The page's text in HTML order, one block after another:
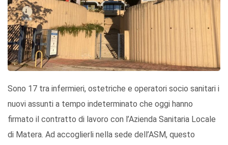
Sono 17 tra infermieri, ostetriche e operatori socio sanitari i
nuovi assunti a tempo indeterminato che oggi hanno
firmato il contratto di lavoro con l’Azienda Sanitaria Locale
di Matera. Ad accoglierli nella sede dell’ASM, questo